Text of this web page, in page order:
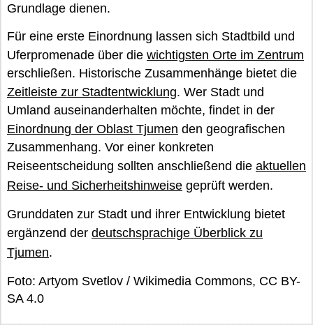
Grundlage dienen.
Für eine erste Einordnung lassen sich Stadtbild und
Uferpromenade über die wichtigsten Orte im Zentrum
erschließen. Historische Zusammenhänge bietet die
Zeitleiste zur Stadtentwicklung. Wer Stadt und
Umland auseinanderhalten möchte, findet in der
Einordnung der Oblast Tjumen den geografischen
Zusammenhang. Vor einer konkreten
Reiseentscheidung sollten anschließend die aktuellen
Reise- und Sicherheitshinweise geprüft werden.
Grunddaten zur Stadt und ihrer Entwicklung bietet
ergänzend der deutschsprachige Überblick zu
Tjumen.
Foto: Artyom Svetlov / Wikimedia Commons, CC BY-
SA 4.0